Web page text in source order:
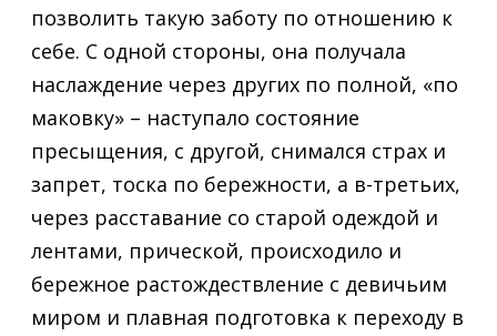
позволить такую заботу по отношению к
себе. С одной стороны, она получала
наслаждение через других по полной, «по
маковку» – наступало состояние
пресыщения, с другой, снимался страх и
запрет, тоска по бережности, а в-третьих,
через расставание со старой одеждой и
лентами, прической, происходило и
бережное растождествление с девичьим
миром и плавная подготовка к переходу в